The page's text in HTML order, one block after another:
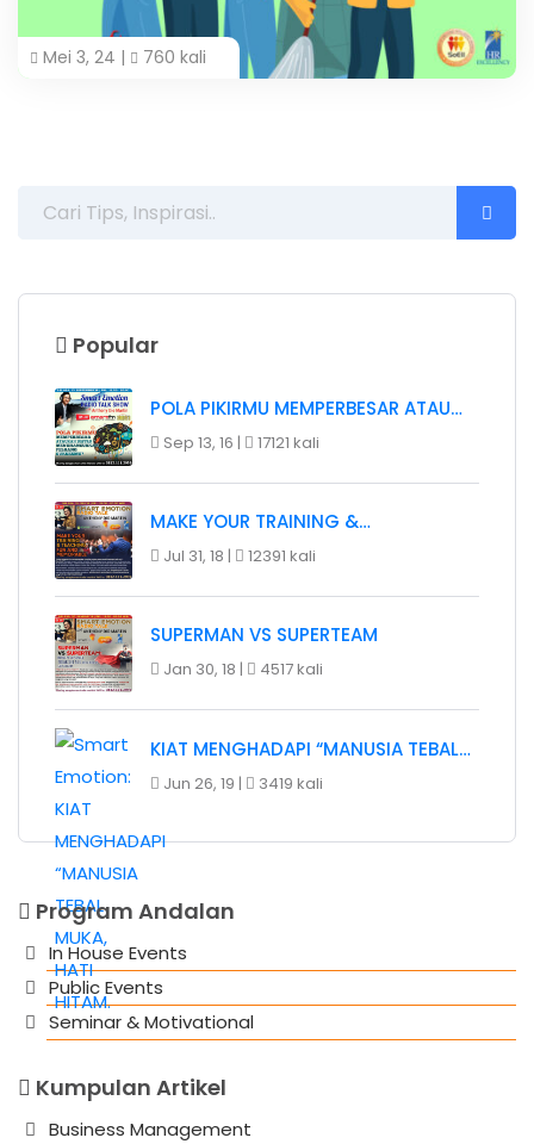
Mei 3, 24 | 760 kali
Popular
POLA PIKIRMU MEMPERBESAR ATAU…
Sep 13, 16 | 17121 kali
MAKE YOUR TRAINING &…
Jul 31, 18 | 12391 kali
SUPERMAN VS SUPERTEAM
Jan 30, 18 | 4517 kali
KIAT MENGHADAPI “MANUSIA TEBAL…
Jun 26, 19 | 3419 kali
Program Andalan
In House Events
Public Events
Seminar & Motivational
Kumpulan Artikel
Business Management